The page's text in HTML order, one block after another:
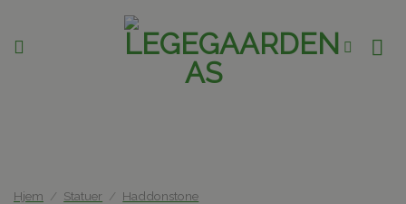
content
Hjem / Statuer / Haddonstone